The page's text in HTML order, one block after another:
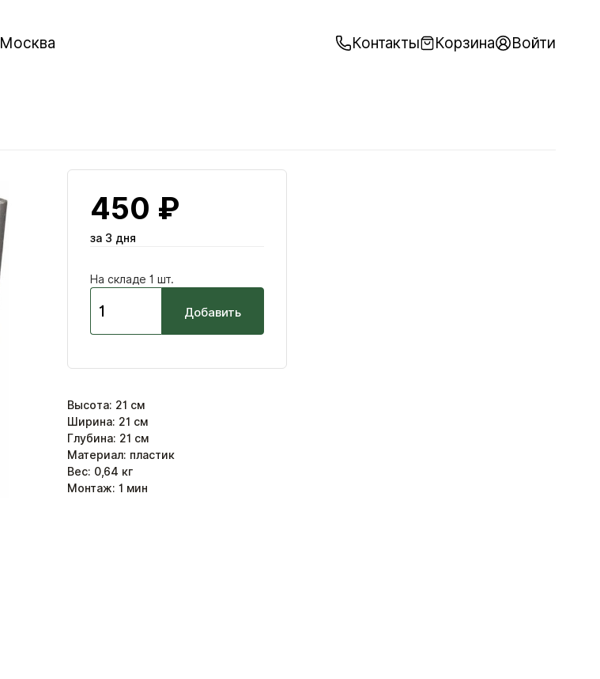
Москва Контакты Корзина Войти
450 ₽
за 3 дня
На складе 1 шт.
Добавить
Высота: 21 см
Ширина: 21 см
Глубина: 21 см
Материал: пластик
Вес: 0,64 кг
Монтаж: 1 мин